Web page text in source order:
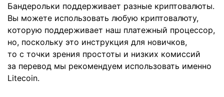
Бандерольки поддерживает разные криптовалюты.
Вы можете использовать любую криптовалюту,
которую поддерживает наш платежный процессор,
но, поскольку это инструкция для новичков,
то с точки зрения простоты и низких комиссий
за перевод мы рекомендуем использовать именно
Litecoin.